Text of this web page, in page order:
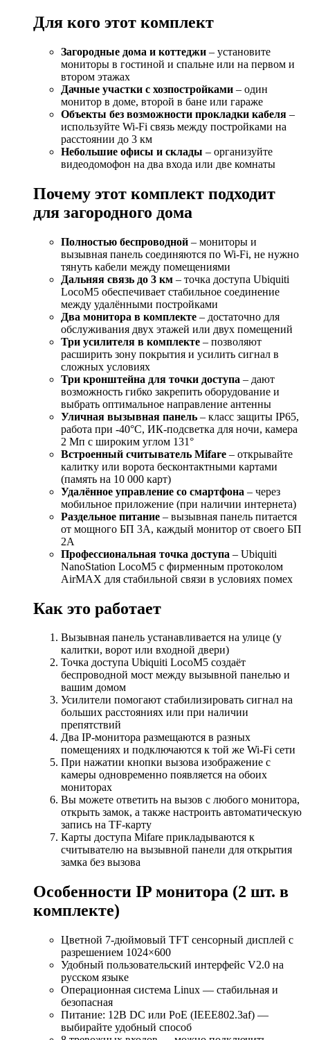
Для кого этот комплект
Загородные дома и коттеджи – установите
мониторы в гостиной и спальне или на первом и
втором этажах
Дачные участки с хозпостройками – один
монитор в доме, второй в бане или гараже
Объекты без возможности прокладки кабеля –
используйте Wi-Fi связь между постройками на
расстоянии до 3 км
Небольшие офисы и склады – организуйте
видеодомофон на два входа или две комнаты
Почему этот комплект подходит
для загородного дома
Полностью беспроводной – мониторы и
вызывная панель соединяются по Wi-Fi, не нужно
тянуть кабели между помещениями
Дальняя связь до 3 км – точка доступа Ubiquiti
LocoM5 обеспечивает стабильное соединение
между удалёнными постройками
Два монитора в комплекте – достаточно для
обслуживания двух этажей или двух помещений
Три усилителя в комплекте – позволяют
расширить зону покрытия и усилить сигнал в
сложных условиях
Три кронштейна для точки доступа – дают
возможность гибко закрепить оборудование и
выбрать оптимальное направление антенны
Уличная вызывная панель – класс защиты IP65,
работа при -40°С, ИК-подсветка для ночи, камера
2 Мп с широким углом 131°
Встроенный считыватель Mifare – открывайте
калитку или ворота бесконтактными картами
(память на 10 000 карт)
Удалённое управление со смартфона – через
мобильное приложение (при наличии интернета)
Раздельное питание – вызывная панель питается
от мощного БП 3А, каждый монитор от своего БП
2А
Профессиональная точка доступа – Ubiquiti
NanoStation LocoM5 с фирменным протоколом
AirMAX для стабильной связи в условиях помех
Как это работает
Вызывная панель устанавливается на улице (у
калитки, ворот или входной двери)
Точка доступа Ubiquiti LocoM5 создаёт
беспроводной мост между вызывной панелью и
вашим домом
Усилители помогают стабилизировать сигнал на
больших расстояниях или при наличии
препятствий
Два IP-монитора размещаются в разных
помещениях и подключаются к той же Wi-Fi сети
При нажатии кнопки вызова изображение с
камеры одновременно появляется на обоих
мониторах
Вы можете ответить на вызов с любого монитора,
открыть замок, а также настроить автоматическую
запись на TF-карту
Карты доступа Mifare прикладываются к
считывателю на вызывной панели для открытия
замка без вызова
Особенности IP монитора (2 шт. в
комплекте)
Цветной 7-дюймовый TFT сенсорный дисплей с
разрешением 1024×600
Удобный пользовательский интерфейс V2.0 на
русском языке
Операционная система Linux — стабильная и
безопасная
Питание: 12В DC или PoE (IEEE802.3af) —
выбирайте удобный способ